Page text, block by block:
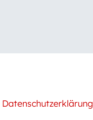
Datenschutzerklärung